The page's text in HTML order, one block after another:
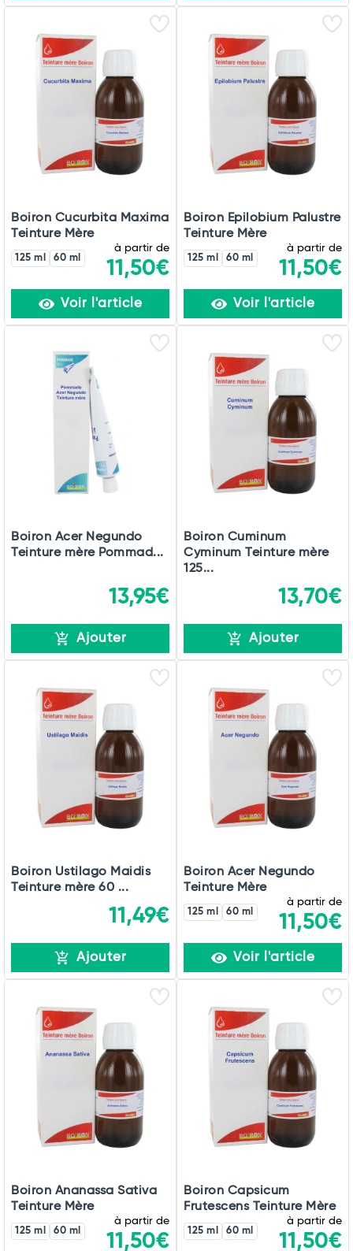
Boiron Cucurbita Maxima
Teinture Mère
125 ml 60 ml
à partir de
11,50€
Voir l'article
Boiron Epilobium Palustre
Teinture Mère
125 ml 60 ml
à partir de
11,50€
Voir l'article
Boiron Acer Negundo
Teinture mère Pommad...
13,95€
Ajouter
Boiron Cuminum
Cyminum Teinture mère
125...
13,70€
Ajouter
Boiron Ustilago Maidis
Teinture mère 60 ...
11,49€
Ajouter
Boiron Acer Negundo
Teinture Mère
125 ml 60 ml
à partir de
11,50€
Voir l'article
Boiron Ananassa Sativa
Teinture Mère
125 ml 60 ml
à partir de
11,50€
Boiron Capsicum
Frutescens Teinture Mère
125 ml 60 ml
à partir de
11,50€